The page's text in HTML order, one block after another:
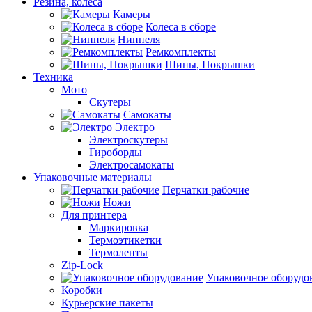
Камеры
Колеса в сборе
Ниппеля
Ремкомплекты
Шины, Покрышки
Техника
Мото
Скутеры
Самокаты
Электро
Электроскутеры
Гироборды
Электросамокаты
Упаковочные материалы
Перчатки рабочие
Ножи
Для принтера
Маркировка
Термоэтикетки
Термоленты
Zip-Lock
Упаковочное
Коробки
Курьерские пакеты